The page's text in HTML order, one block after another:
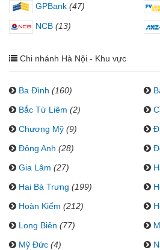
GPBank (47)
NCB (13)
Chi nhánh Hà Nội - Khu vực
Ba Đình (160)
Bắc Từ Liêm (2)
Chương Mỹ (9)
Đông Anh (28)
Gia Lâm (27)
Hai Bà Trưng (199)
Hoàn Kiếm (212)
Long Biên (77)
Mỹ Đức (4)